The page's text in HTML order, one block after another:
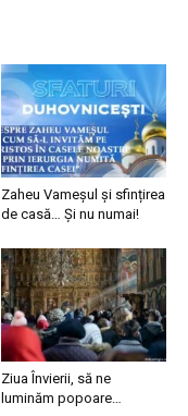
Zaheu Vameșul și sfințirea
de casă… Și nu numai!
Ziua Învierii, să ne
luminăm popoare…